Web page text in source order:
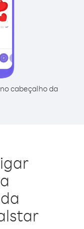
cabeçalho da